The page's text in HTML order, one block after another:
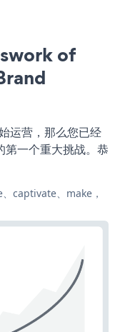
of
运营，那么您已经
第一个重大挑战。恭
captivate、make，